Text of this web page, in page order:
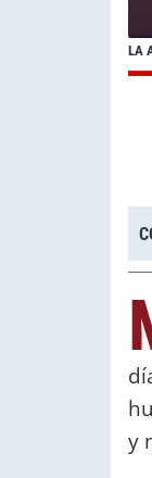
LA
y